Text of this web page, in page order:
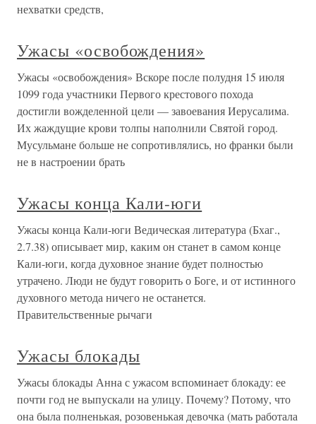
нехватки средств,
Ужасы «освобождения»
Ужасы «освобождения» Вскоре после полудня 15 июля
1099 года участники Первого крестового похода
достигли вожделенной цели — завоевания Иерусалима.
Их жаждущие крови толпы наполнили Святой город.
Мусульмане больше не сопротивлялись, но франки были
не в настроении брать
Ужасы конца Кали-юги
Ужасы конца Кали-юги Ведическая литература (Бхаг.,
2.7.38) описывает мир, каким он станет в самом конце
Кали-юги, когда духовное знание будет полностью
утрачено. Люди не будут говорить о Боге, и от истинного
духовного метода ничего не останется.
Правительственные рычаги
Ужасы блокады
Ужасы блокады Анна с ужасом вспоминает блокаду: ее
почти год не выпускали на улицу. Почему? Потому, что
она была полненькая, розовенькая девочка (мать работала